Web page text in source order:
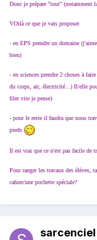
Donc je prépare "tout" (notamment
VOilà ce que je vais proposer
- en EPS prendre un domaine
bien)
- en sciences prendre 2 choses à
du corps, air, électricité...) Il/elle
filer vite je pense)
- pour le reste il faudra que nous
pieds
Il est vrai que ce n'est pas facile de
Pour ranger les travaux des élèves,
cahier/une pochette spéciale?
sarcenciel